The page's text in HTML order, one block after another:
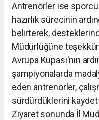
Antrenörler ise
hazırlık sürecinin
belirterek,
Müdürlüğüne
Avrupa Kupası'nın
şampiyonalarda
eden antrenörler,
sürdürdüklerini
Ziyaret sonunda İl